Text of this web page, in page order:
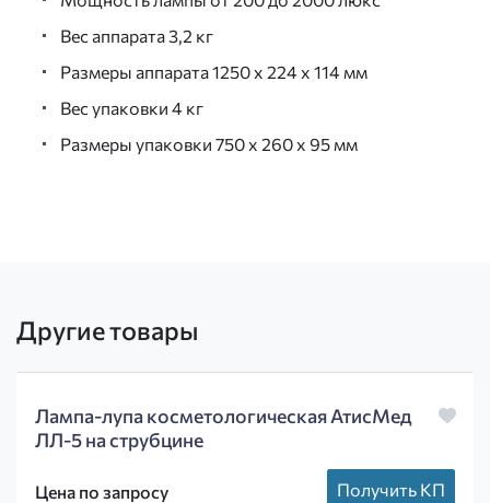
Вес аппарата 3,2 кг
Размеры аппарата 1250 х 224 х 114 мм
Вес упаковки 4 кг
Размеры упаковки 750 х 260 х 95 мм
Другие товары
Лампа-лупа косметологическая АтисМед
ЛЛ-5 на струбцине
Цена по запросу Получить КП